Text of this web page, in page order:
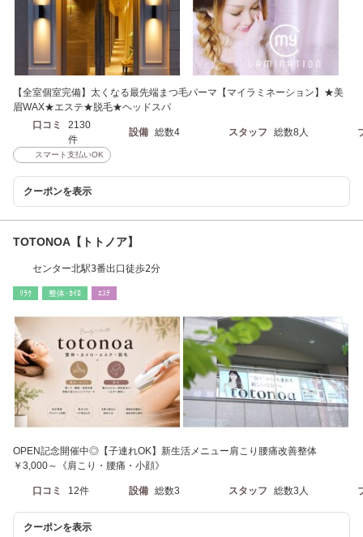
【全室個室完備】太くなる最先端まつ毛パーマ【マイラミネーション】★美
眉WAX★エステ★脱毛★ヘッドスパ
口コミ
2130
件
設備 総数4 スタッフ 総数8人
スマート支払いOK
クーポンを表示
TOTONOA【トトノア】
センター北駅3番出口徒歩2分
ﾘﾗｸ 整体･ｶｲﾛ ｴｽﾃ
OPEN記念開催中◎【子連れOK】新生活メニュー肩こり腰痛改善整体
￥3,000～《肩こり・腰痛・小顔》
口コミ 12件 設備 総数3 スタッフ 総数3人
クーポンを表示